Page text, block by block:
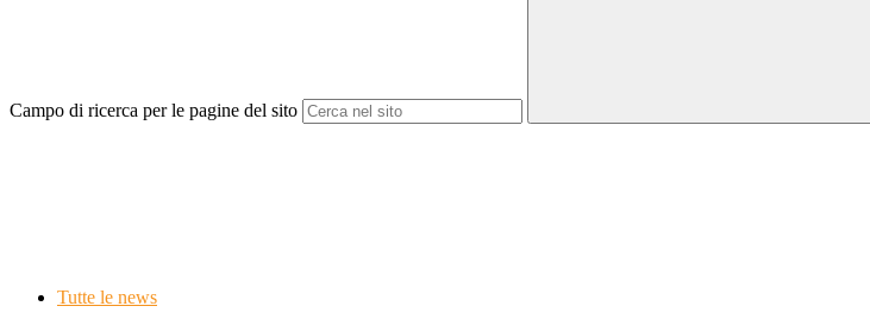
Campo di ricerca per le pagine del sito
Tutte le news